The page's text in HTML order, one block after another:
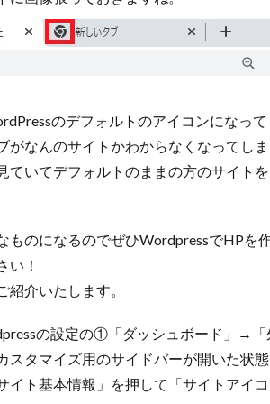
のデフォルトのアイコンになっ
がなんのサイトかわからなくなってしま
ていてデフォルトのままの方のサイト
ものになるのでぜひWordpressでHPを
い！
紹介いたします。
の設定の①「ダッシュボード」→「
スタマイズ用のサイドバーが開いた状態
ト基本情報」を押して「サイトアイコ